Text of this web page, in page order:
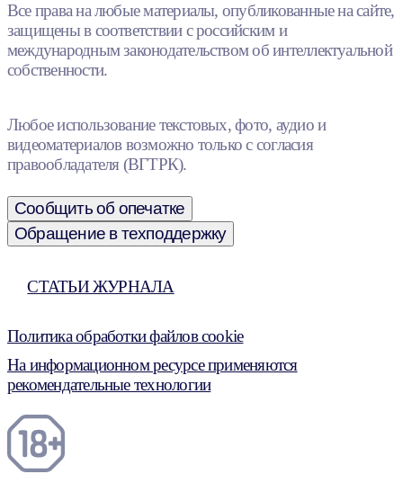
Все права на любые материалы, опубликованные на сайте,
защищены в соответствии с российским и
международным законодательством об интеллектуальной
собственности.
Любое использование текстовых, фото, аудио и
видеоматериалов возможно только с согласия
правообладателя (ВГТРК).
Сообщить об опечатке
Обращение в техподдержку
СТАТЬИ ЖУРНАЛА
Политика обработки файлов cookie
На информационном ресурсе применяются
рекомендательные технологии